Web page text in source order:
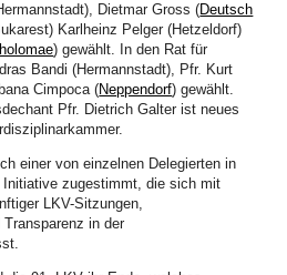
Anleitung der Schneidermeisterin
Schnitte anzufertigen und
eine Teilnehmerin sogar für ihr
Ein Erfolg! Für sie und alle
landschaftliche Umgebung und luden zum
konnten die 28 von nah und fern
der Frauenarbeit Mitte April
als nur Schritte und km Zählen,
Kennenlernen bedeutet, das erlebten alle
Rundgang von Michelsberg nach
Dietmar Gross (Deutsch
Karlheinz Pelger (Hetzeldorf)
) gewählt. In den Rat für
Bandi (Hermannstadt), Pfr. Kurt
Cimpoca (Neppendorf) gewählt.
Pfr. Dietrich Galter ist neues
einer von einzelnen Delegierten in
Initiative zugestimmt, die sich mit
LKV-Sitzungen,
in der